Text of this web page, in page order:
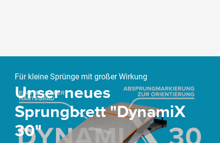
Für kleine Sprünge mit großer Wirkung
Unser neues
Sprungbrett "DynamiX
30"